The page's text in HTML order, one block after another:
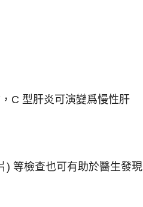
C 型肝炎可演變爲慢性肝
) 等檢查也可有助於醫生發現